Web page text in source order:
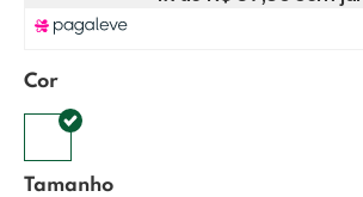
Cor
Tamanho